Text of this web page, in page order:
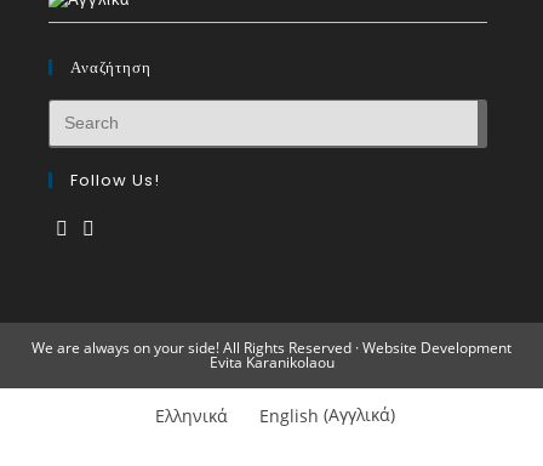
Αναζήτηση
Follow Us!
We are always on your side! All Rights Reserved · Website Development
Evita Karanikolaou
Ελληνικά English (Αγγλικά)